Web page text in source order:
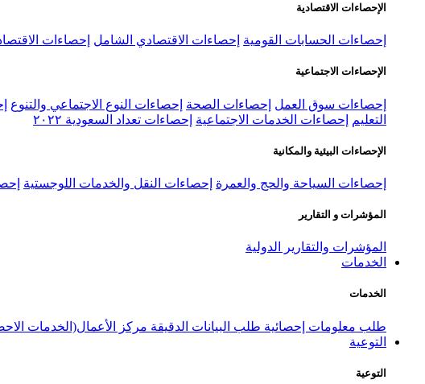
الإحصاءات الاقتصادية
إحصاءات الحسابات القومية إحصاءات الاقتصادي الشامل إحصاءات
الإحصاءات الاجتماعية
إحصاءات سوق العمل إحصاءات الصحة إحصاءات النوع الاجتماعي والتنوع
التعليم
إحصاءات الخدمات الاجتماعية إحصاءات تعداد السعودية ٢٠٢٢
الإحصاءات البيئية والمكانية
إحصاءات السياحة والحج والعمرة إحصاءات النقل والخدمات اللوجستية
المؤشرات و التقارير
المؤشرات والتقارير الدولية
الخدمات
الخدمات
طلب معلومات إحصائية طلب البيانات الدقيقة مركز الأعمال(الخدمات
التوعية
التوعية